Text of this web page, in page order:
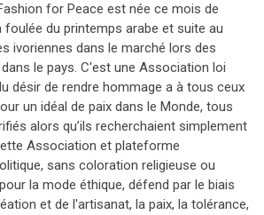
for Peace est née ce mois de
du printemps arabe et suite au
ivoriennes dans le marché lors des
le pays. C'est une Association loi
désir de rendre hommage a à tous ceux
un idéal de paix dans le Monde, tous
alors qu’ils recherchaient simplement
Association et plateforme
sans coloration religieuse ou
la mode éthique, défend par le biais
et de l'artisanat, la paix, la tolérance,